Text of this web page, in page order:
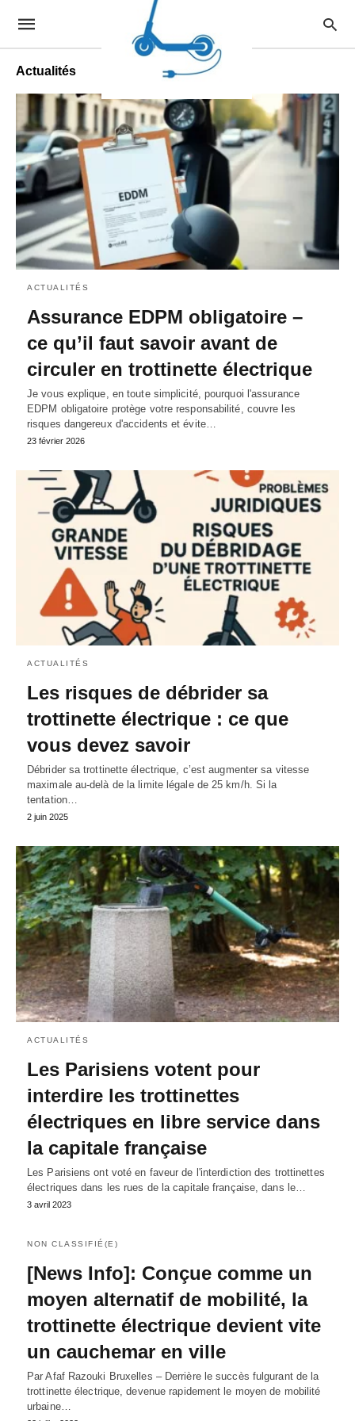
Actualités
ACTUALITÉS
Assurance EDPM obligatoire –
ce qu’il faut savoir avant de
circuler en trottinette électrique
Je vous explique, en toute simplicité, pourquoi l'assurance
EDPM obligatoire protège votre responsabilité, couvre les
risques dangereux d'accidents et évite…
23 février 2026
ACTUALITÉS
Les risques de débrider sa
trottinette électrique : ce que
vous devez savoir
Débrider sa trottinette électrique, c’est augmenter sa vitesse
maximale au-delà de la limite légale de 25 km/h. Si la
tentation…
2 juin 2025
ACTUALITÉS
Les Parisiens votent pour
interdire les trottinettes
électriques en libre service dans
la capitale française
Les Parisiens ont voté en faveur de l'interdiction des trottinettes
électriques dans les rues de la capitale française, dans le…
3 avril 2023
NON CLASSIFIÉ(E)
[News Info]: Conçue comme un
moyen alternatif de mobilité, la
trottinette électrique devient vite
un cauchemar en ville
Par Afaf Razouki Bruxelles – Derrière le succès fulgurant de la
trottinette électrique, devenue rapidement le moyen de mobilité
urbaine…